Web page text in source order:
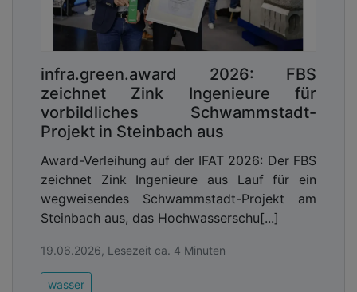
infra.green.award 2026: FBS
zeichnet Zink Ingenieure für
vorbildliches Schwammstadt-
Projekt in Steinbach aus
Award-Verleihung auf der IFAT 2026: Der FBS
zeichnet Zink Ingenieure aus Lauf für ein
wegweisendes Schwammstadt-Projekt am
Steinbach aus, das Hochwasserschu[...]
19.06.2026, Lesezeit ca. 4 Minuten
wasser